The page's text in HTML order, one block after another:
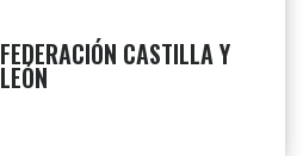
FEDERACIÓN CASTILLA Y
LEÓN